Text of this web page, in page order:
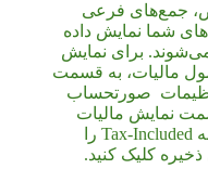
جمع‌های فرعی
شما نمایش داده
برای نمایش
مالیات، به قسمت
صورتحساب
نمایش مالیات
زیرمجموعه های خط، گزینه Tax-Included را
کلیک کنید.